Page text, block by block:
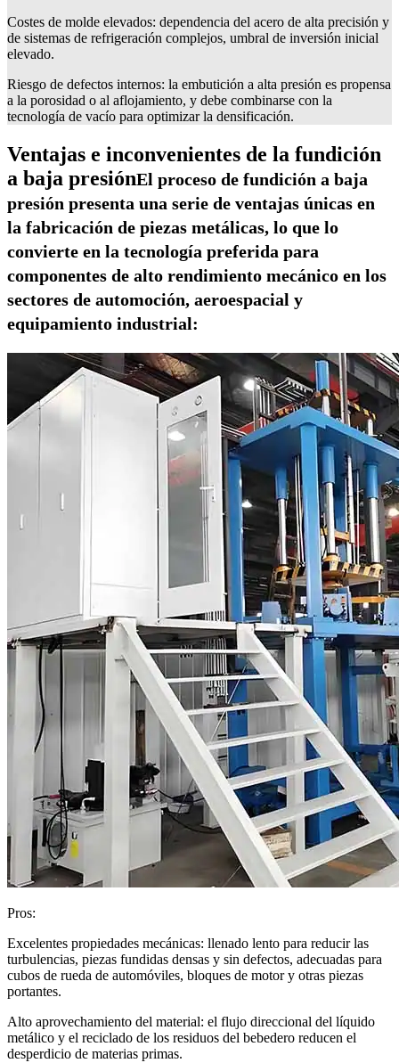
Costes de molde elevados: dependencia del acero de alta precisión y
de sistemas de refrigeración complejos, umbral de inversión inicial
elevado.
Riesgo de defectos internos: la embutición a alta presión es propensa
a la porosidad o al aflojamiento, y debe combinarse con la
tecnología de vacío para optimizar la densificación.
Ventajas e inconvenientes de la fundición
a baja presiónEl proceso de fundición a baja
presión presenta una serie de ventajas únicas en
la fabricación de piezas metálicas, lo que lo
convierte en la tecnología preferida para
componentes de alto rendimiento mecánico en los
sectores de automoción, aeroespacial y
equipamiento industrial:
Pros:
Excelentes propiedades mecánicas: llenado lento para reducir las
turbulencias, piezas fundidas densas y sin defectos, adecuadas para
cubos de rueda de automóviles, bloques de motor y otras piezas
portantes.
Alto aprovechamiento del material: el flujo direccional del líquido
metálico y el reciclado de los residuos del bebedero reducen el
desperdicio de materias primas.